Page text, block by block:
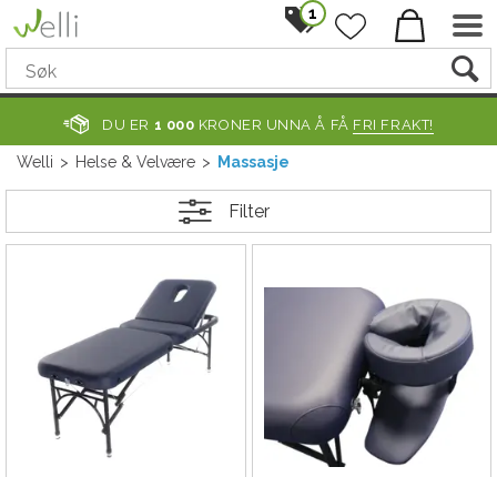
1
DU ER 1 000 KRONER UNNA Å FÅ FRI FRAKT!
Welli> Helse & Velvære> Massasje
Filter